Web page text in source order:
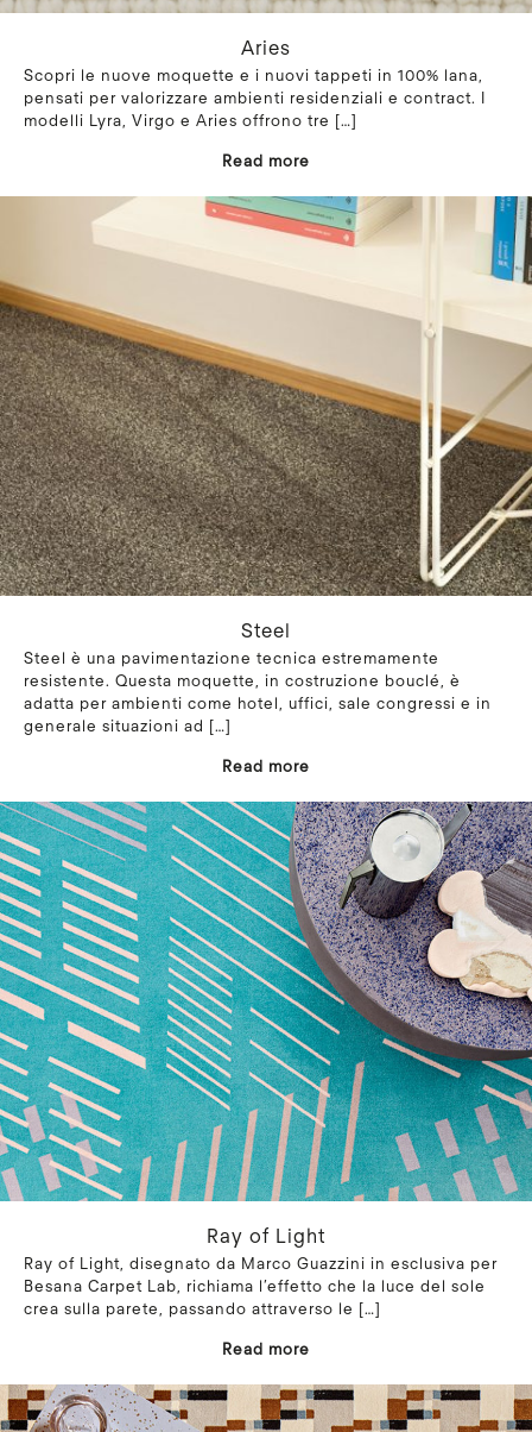
Aries
Scopri le nuove moquette e i nuovi tappeti in 100% lana,
pensati per valorizzare ambienti residenziali e contract. I
modelli Lyra, Virgo e Aries offrono tre […]
Read more
Steel
Steel è una pavimentazione tecnica estremamente
resistente. Questa moquette, in costruzione bouclé, è
adatta per ambienti come hotel, uffici, sale congressi e in
generale situazioni ad […]
Read more
Ray of Light
Ray of Light, disegnato da Marco Guazzini in esclusiva per
Besana Carpet Lab, richiama l’effetto che la luce del sole
crea sulla parete, passando attraverso le […]
Read more